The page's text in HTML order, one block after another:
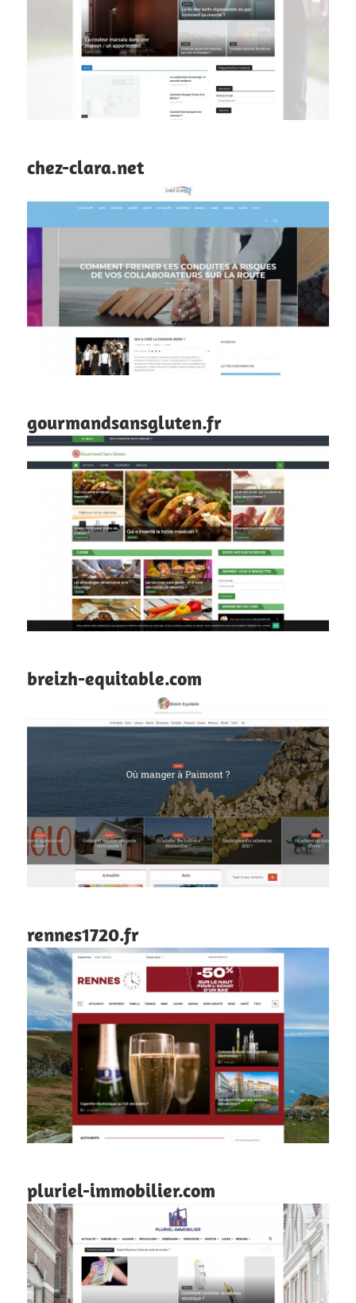
chez-clara.net
gourmandsansgluten.fr
breizh-equitable.com
rennes1720.fr
pluriel-immobilier.com